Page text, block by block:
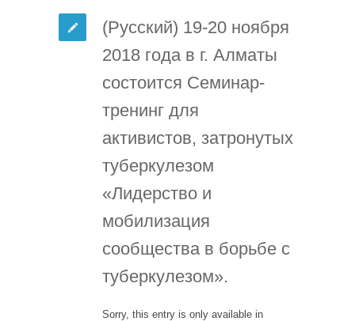
(Русский) 19-20 ноября
2018 года в г. Алматы
состоится Семинар-
тренинг для
активистов, затронутых
туберкулезом
«Лидерство и
мобилизация
сообщества в борьбе с
туберкулезом».
Sorry, this entry is only available in